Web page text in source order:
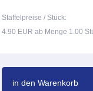
Staffelpreise / Stück:
4.90 EUR ab Menge 1.00
in den Warenkorb